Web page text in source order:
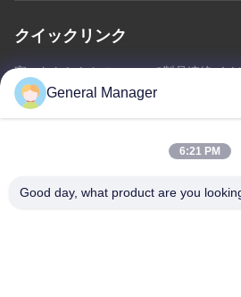
クイックリンク
家へわたしたち に つい て製品連絡 く
プライバシーポリシー地図
住所: シンフー道路 リチェン地区 山東
General Manager
6:21 PM
Good day, what product are you